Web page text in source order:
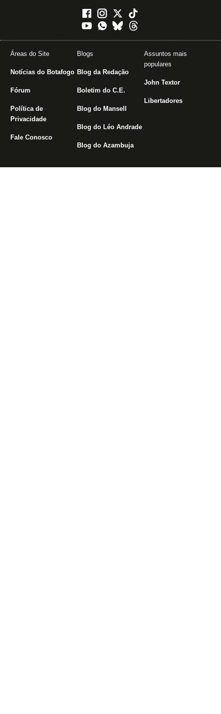
Áreas do Site
Notícias do Botafogo
Fórum
Política de
Privacidade
Fale Conosco
Blogs
Blog da Redação
Boletim do C.E.
Blog do Mansell
Blog do Léo Andrade
Blog do Azambuja
Assuntos mais
populares
John Textor
Libertadores